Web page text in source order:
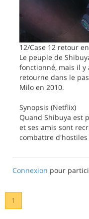
12/Case 12 retour
Le peuple de
fonctionné, mais il y
retourne dans le
Milo en 2010.
Synopsis (Netflix)
Quand Shibuya est
et ses amis sont
combattre
Connexion pour
1